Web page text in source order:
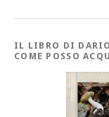
IL LIBRO DI
COME POSSO